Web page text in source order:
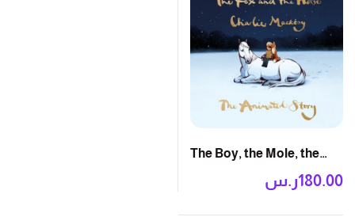
The Boy, the Mole, the
Fox and the Horse: The
Animated Story
ر.س180.00